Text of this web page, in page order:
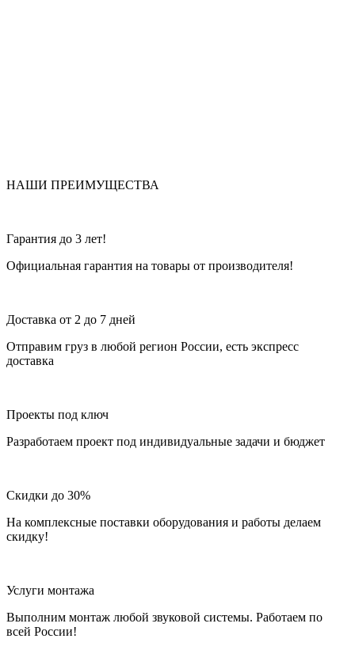
НАШИ ПРЕИМУЩЕСТВА
Гарантия до 3 лет!
Официальная гарантия на товары от производителя!
Доставка от 2 до 7 дней
Отправим груз в любой регион России, есть экспресс
доставка
Проекты под ключ
Разработаем проект под индивидуальные задачи и бюджет
Скидки до 30%
На комплексные поставки оборудования и работы делаем
скидку!
Услуги монтажа
Выполним монтаж любой звуковой системы. Работаем по
всей России!